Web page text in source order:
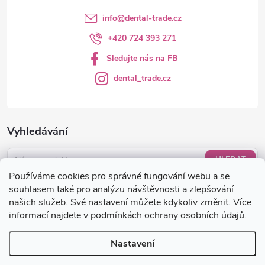
Používáme cookies pro správné fungování webu a se
souhlasem také pro analýzu návštěvnosti a zlepšování
našich služeb. Své nastavení můžete kdykoliv změnit. Více
informací najdete v podmínkách ochrany osobních údajů.
Nastavení
Vyhledávání
HLEDAT
Nákupní košík
0KS /0 KČ
info@dental-trade.cz
+420 724 393 271
Sledujte nás na FB
dental_trade.cz
Copyright 2026dental-trade.cz. Všechna práva vyhrazena.Upravit